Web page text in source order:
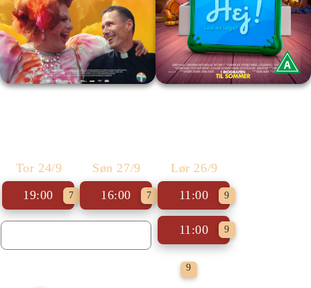
Tor 24/9
19:00
7
Søn 27/9
16:00
7
Lør 26/9
11:00
9
11:00 9
9